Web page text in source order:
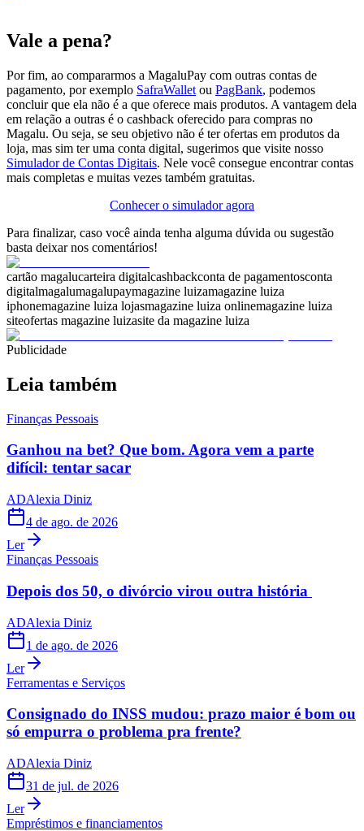
Vale a pena?
Por fim, ao compararmos a MagaluPay com outras contas de
pagamento, por exemplo SafraWallet ou PagBank, podemos
concluir que ela não é a que oferece mais produtos. A vantagem dela
em relação a outras é o cashback oferecido para compras no
Magalu. Ou seja, se seu objetivo não é ter ofertas em produtos da
loja, mas sim ter uma conta digital, sugerimos que visite nosso
Simulador de Contas Digitais. Nele você consegue encontrar contas
mais completas e muitas vezes também gratuitas.
Conhecer o simulador agora
Para finalizar, caso você ainda tenha alguma dúvida ou sugestão
basta deixar nos comentários!
cartão magalucarteira digitalcashbackconta de pagamentosconta
digitalmagalumagalupaymagazine luizamagazine luiza
iphonemagazine luiza lojasmagazine luiza onlinemagazine luiza
siteofertas magazine luizasite da magazine luiza
Publicidade
Leia também
Finanças Pessoais
Ganhou na bet? Que bom. Agora vem a parte
difícil: tentar sacar
ADAlexia Diniz
4 de ago. de 2026
Ler
Finanças Pessoais
Depois dos 50, o divórcio virou outra história
ADAlexia Diniz
1 de ago. de 2026
Ler
Ferramentas e Serviços
Consignado do INSS mudou: prazo maior é bom ou
só empurra o problema pra frente?
ADAlexia Diniz
31 de jul. de 2026
Ler
Empréstimos e financiamentos